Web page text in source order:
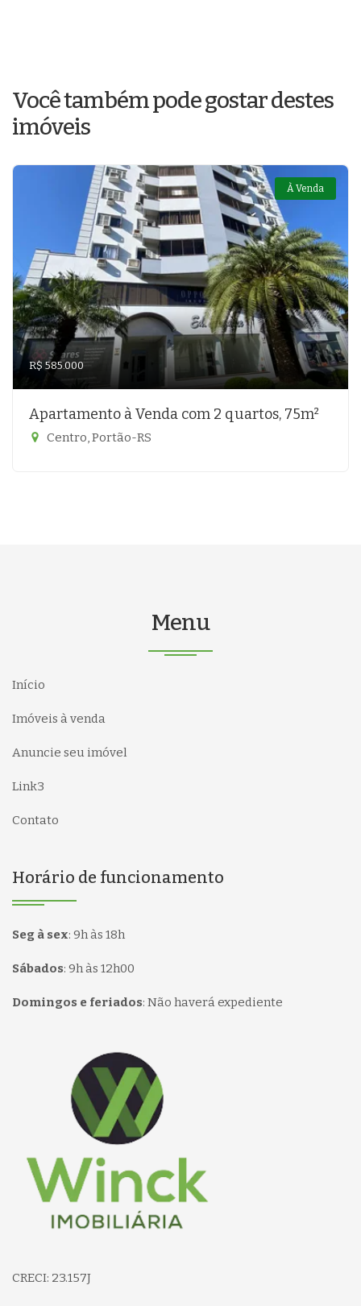
Você também pode gostar destes
imóveis
À Venda
R$ 585.000
Apartamento à Venda com 2 quartos, 75m²
Centro, Portão-RS
Menu
Início
Imóveis à venda
Anuncie seu imóvel
Link3
Contato
Horário de funcionamento
Seg à sex: 9h às 18h
Sábados: 9h às 12h00
Domingos e feriados: Não haverá expediente
Página inicial
CRECI: 23.157J